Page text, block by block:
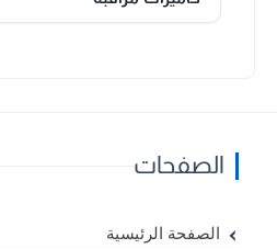
الصفحات
الصفحة الرئيسية